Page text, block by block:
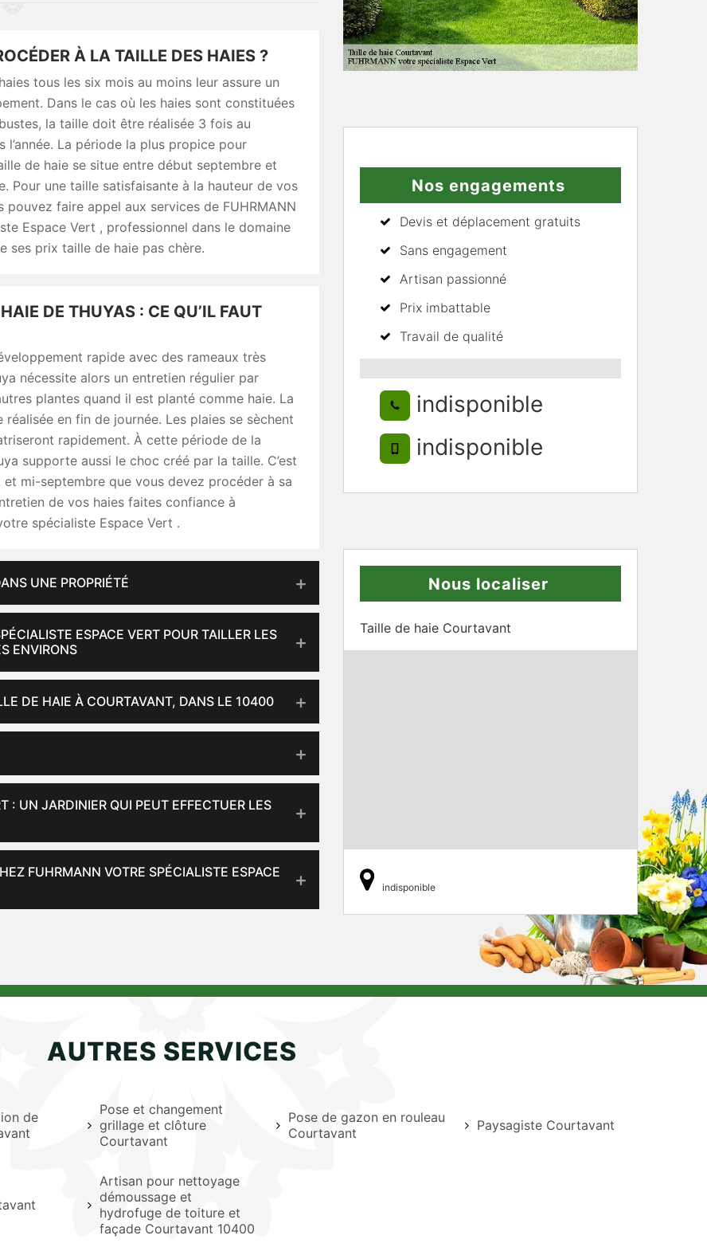
À LA TAILLE DES HAIES ?
tous les six mois au moins leur assure un
Dans le cas où les haies sont constituées
la taille doit être réalisée 3 fois au
l’année. La période la plus propice pour
de haie se situe entre début septembre et
Pour une taille satisfaisante à la hauteur de vos
pouvez faire appel aux services de FUHRMANN
Espace Vert , professionnel dans le domaine
ses prix taille de haie pas chère.
DE THUYAS : CE QU’IL FAUT
rapide avec des rameaux très
nécessite alors un entretien régulier par
plantes quand il est planté comme haie. La
en fin de journée. Les plaies se sèchent
rapidement. À cette période de la
supporte aussi le choc créé par la taille. C’est
mi-septembre que vous devez procéder à sa
de vos haies faites confiance à
spécialiste Espace Vert .
UNE PROPRIÉTÉ
ESPACE VERT POUR TAILLER LES
ENVIRONS
DE HAIE À COURTAVANT, DANS LE 10400
: UN JARDINIER QUI PEUT EFFECTUER LES
FUHRMANN VOTRE SPÉCIALISTE ESPACE
Nos engagements
Devis et déplacement gratuits
Sans engagement
Artisan passionné
Prix imbattable
Travail de qualité
indisponible
indisponible
Nous localiser
Taille de haie Courtavant
indisponible
AUTRES SERVICES
de
Pose et changement
grillage et clôture
Courtavant
Pose de gazon en rouleau
Courtavant
Paysagiste Courtavant
Artisan pour nettoyage
démoussage et
hydrofuge de toiture et
façade Courtavant 10400